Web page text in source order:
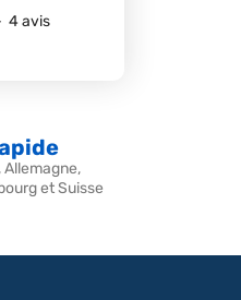
4avis
et Suisse